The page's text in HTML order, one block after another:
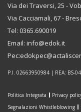
Via dei Traversi, 25 -
Via Cacciamali, 67 -
Tel: 0365.690019
Email: info@edok.it
P.I. 02663950984 | REA: BS-
Politica Integrata Privacy
Segnalazioni Whistleblowing